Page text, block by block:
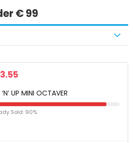
€ 99
UP MINI OCTAVER
Sold: 90%